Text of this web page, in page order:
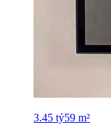
3.45 tỷ59 m²